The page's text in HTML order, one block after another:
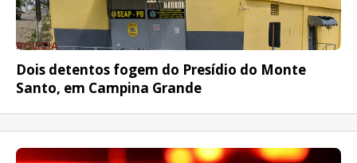
POLÍCIA
Dois detentos fogem do Presídio do Monte
Santo, em Campina Grande